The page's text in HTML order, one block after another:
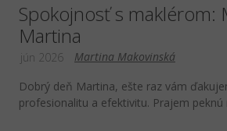
Spokojnosť s maklérom:
Martina
Martina Makovinská
jún 2026
Dobrý deň Martina, ešte raz vám
profesionalitu a efektivitu. Prajem peknú